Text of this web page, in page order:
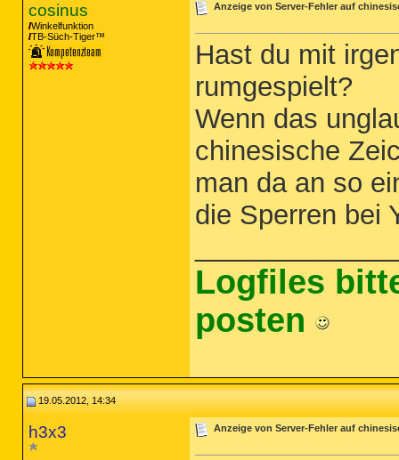
cosinus
Winkelfunktion
TB-Süch-Tiger™
Anzeige von Server-Fehler auf
Hast du mit
rumgespielt?
Wenn das
chinesische
man da an so
die Sperren bei
Logfiles
posten
19.05.2012, 14:34
h3x3 Anzeige von Server-Fehler auf